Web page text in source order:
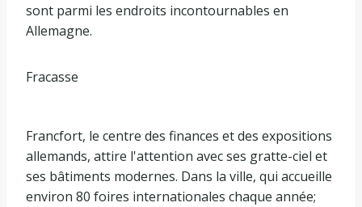
sont parmi les endroits incontournables en
Allemagne.
Fracasse
Francfort, le centre des finances et des expositions
allemands, attire l'attention avec ses gratte-ciel et
ses bâtiments modernes. Dans la ville, qui accueille
environ 80 foires internationales chaque année;